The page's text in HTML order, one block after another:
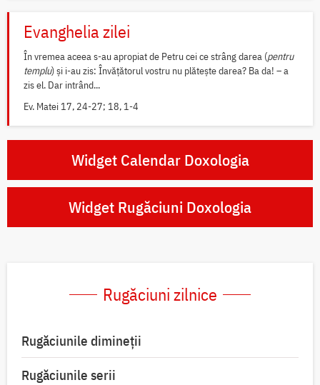
Evanghelia zilei
În vremea aceea s-au apropiat de Petru cei ce strâng darea (pentru
templu) și i-au zis: Învățătorul vostru nu plătește darea? Ba da! – a
zis el. Dar intrând...
Ev. Matei 17, 24-27; 18, 1-4
Widget Calendar Doxologia
Widget Rugăciuni Doxologia
Rugăciuni zilnice
Rugăciunile dimineții
Rugăciunile serii